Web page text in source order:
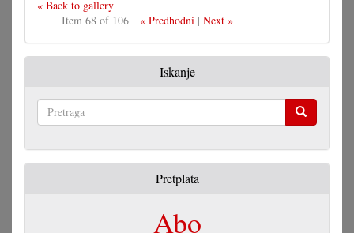
« Back to gallery
Item 68 of 106
« Predhodni| Next »
Iskanje
Pretplata
Abo